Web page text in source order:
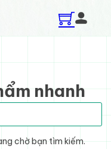
nhanh
chờ bạn tìm kiếm.